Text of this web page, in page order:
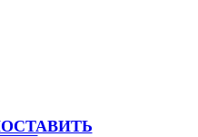
СК